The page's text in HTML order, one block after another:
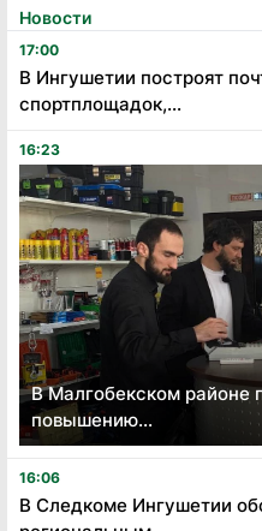
Новости
17:00
В Ингушетии построят
спортплощадок,...
16:23
В Малгобекском
повышению...
16:06
В Следкоме Ингушетии